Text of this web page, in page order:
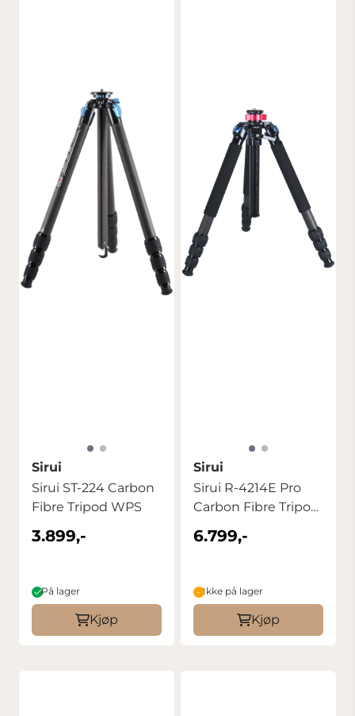
Sirui
Sirui ST-224 Carbon
Fibre Tripod WPS
3.899,-
På lager
Kjøp
Sirui
Sirui R-4214E Pro
Carbon Fibre Tripod
with ...
6.799,-
Ikke på lager
Kjøp